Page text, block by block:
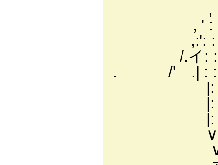
, ': : : : : : :
, ' : : : : : :
,:': : : : : : :
/.イ: : : : :
. /' .| : : : : /
|: : : : : :/
|: : : : : -
|: /: : :
∨ i、:/
∨|∨